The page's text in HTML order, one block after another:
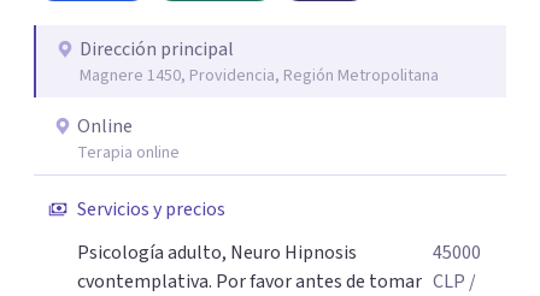
Dirección principal
Magnere 1450, Providencia, Región Metropolitana
Online
Terapia online
Servicios y precios
Psicología adulto, Neuro Hipnosis
cvontemplativa. Por favor antes de tomar
45000
CLP /